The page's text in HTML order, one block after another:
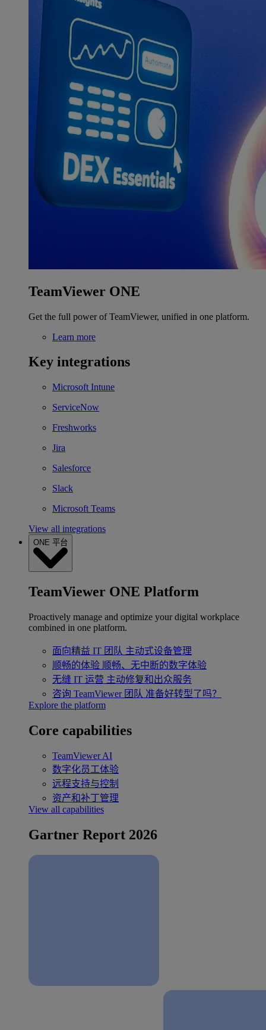
TeamViewer ONE
Get the full power of TeamViewer, unified in one platform.
Learn more
Key integrations
Microsoft Intune
ServiceNow
Freshworks
Jira
Salesforce
Slack
Microsoft Teams
View all integrations
ONE 平台
TeamViewer ONE Platform
Proactively manage and optimize your digital workplace
combined in one platform.
面向精益 IT 团队 主动式设备管理
顺畅的体验 顺畅、无中断的数字体验
无缝 IT 运营 主动修复和出众服务
咨询 TeamViewer 团队 准备好转型了吗？
Explore the platform
Core capabilities
TeamViewer AI
数字化员工体验
远程支持与控制
资产和补丁管理
View all capabilities
Gartner Report 2026